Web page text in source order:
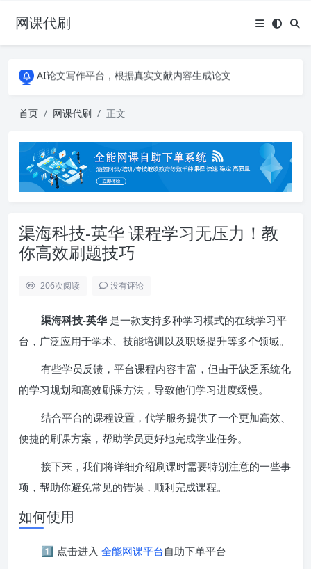
网课代刷
AI论文写作平台，根据真实文献内容生成论文
全能网课平台，大学生网课、成教、培训、继续教育。现已接入代刷代考项目3000+
全能网课平台，大学生网课、成教、培训、继续教育。现已接入代刷代考项目3000+
首页 网课代刷 正文
渠海科技-英华 课程学习无压力！教
你高效刷题技巧
206次阅读 没有评论
渠海科技-英华是一款支持多种学习模式的在线学习平
台，广泛应用于学术、技能培训以及职场提升等多个领域。
有些学员反馈，平台课程内容丰富，但由于缺乏系统化
的学习规划和高效刷课方法，导致他们学习进度缓慢。
结合平台的课程设置，代学服务提供了一个更加高效、
便捷的刷课方案，帮助学员更好地完成学业任务。
接下来，我们将详细介绍刷课时需要特别注意的一些事
项，帮助你避免常见的错误，顺利完成课程。
如何使用
1️⃣ 点击进入 全能网课平台自助下单平台